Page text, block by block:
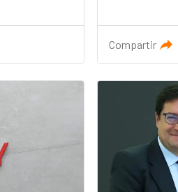
Compartir